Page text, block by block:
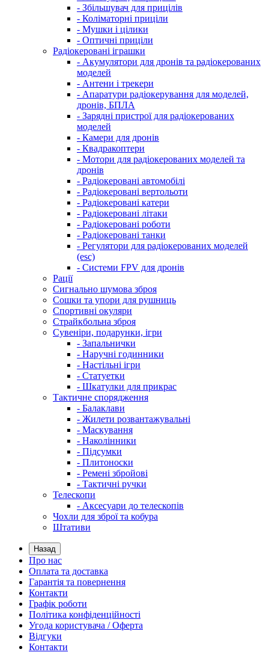
- Збільшувач для прицілів
- Коліматорні приціли
- Мушки і цілики
- Оптичні приціли
Радіокеровані іграшки
- Акумулятори для дронів та радіокерованих
моделей
- Антени і трекери
- Апаратури радіокерування для моделей,
дронів, БПЛА
- Зарядні пристрої для радіокерованих
моделей
- Камери для дронів
- Квадракоптери
- Мотори для радіокерованих моделей та
дронів
- Радіокеровані автомобілі
- Радіокеровані вертольоти
- Радіокеровані катери
- Радіокеровані літаки
- Радіокеровані роботи
- Радіокеровані танки
- Регулятори для радіокерованих моделей
(esc)
- Системи FPV для дронів
Рації
Сигнально шумова зброя
Сошки та упори для рушниць
Спортивні окуляри
Страйкбольна зброя
Сувеніри, подарунки, ігри
- Запальнички
- Наручні годинники
- Настільні ігри
- Статуетки
- Шкатулки для прикрас
Тактичне спорядження
- Балаклави
- Жилети розвантажувальні
- Маскування
- Наколінники
- Підсумки
- Плитоноски
- Ремені збройові
- Тактичні ручки
Телескопи
- Аксесуари до телескопів
Чохли для зброї та кобура
Штативи
Назад
Про нас
Оплата та доставка
Гарантія та повернення
Контакти
Графік роботи
Політика конфіденційності
Угода користувача / Оферта
Відгуки
Контакти